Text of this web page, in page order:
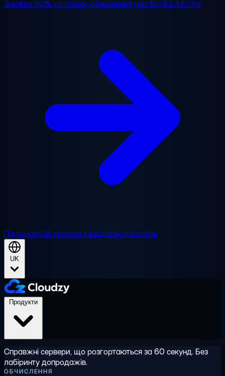
Знижка 50% усі плани, обмежений час. Від$2.48/mo
ПідтримкаЗв'язатися з відділом продажів
UK
Справжні сервери, що розгортаються за 60 секунд. Без
лабіринту допродажів.
ОБЧИСЛЕННЯ